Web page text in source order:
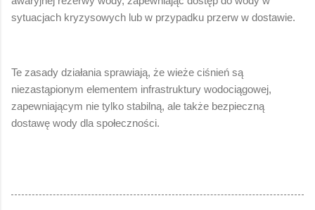
sytuacjach kryzysowych lub w przypadku przerw w dostawie.
Te zasady działania sprawiają, że wieże ciśnień są
niezastąpionym elementem infrastruktury wodociągowej,
zapewniającym nie tylko stabilną, ale także bezpieczną
dostawę wody dla społeczności.